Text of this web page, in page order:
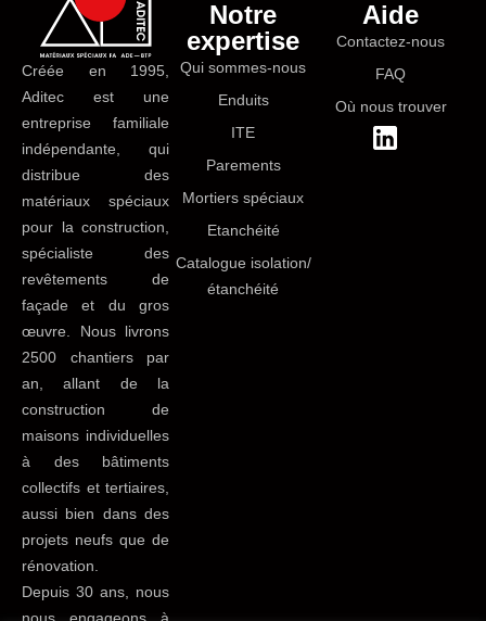
Créée en 1995,
Aditec est une
entreprise familiale
indépendante, qui
distribue des
matériaux spéciaux
pour la construction,
spécialiste des
revêtements de
façade et du gros
œuvre. Nous livrons
2500 chantiers par
an, allant de la
construction de
maisons individuelles
à des bâtiments
collectifs et tertiaires,
aussi bien dans des
projets neufs que de
rénovation.
Depuis 30 ans, nous
Notre
expertise
Qui sommes-nous
Enduits
ITE
Parements
Mortiers spéciaux
Etanchéité
Catalogue isolation/
étanchéité
Aide
Contactez-nous
FAQ
Où nous trouver